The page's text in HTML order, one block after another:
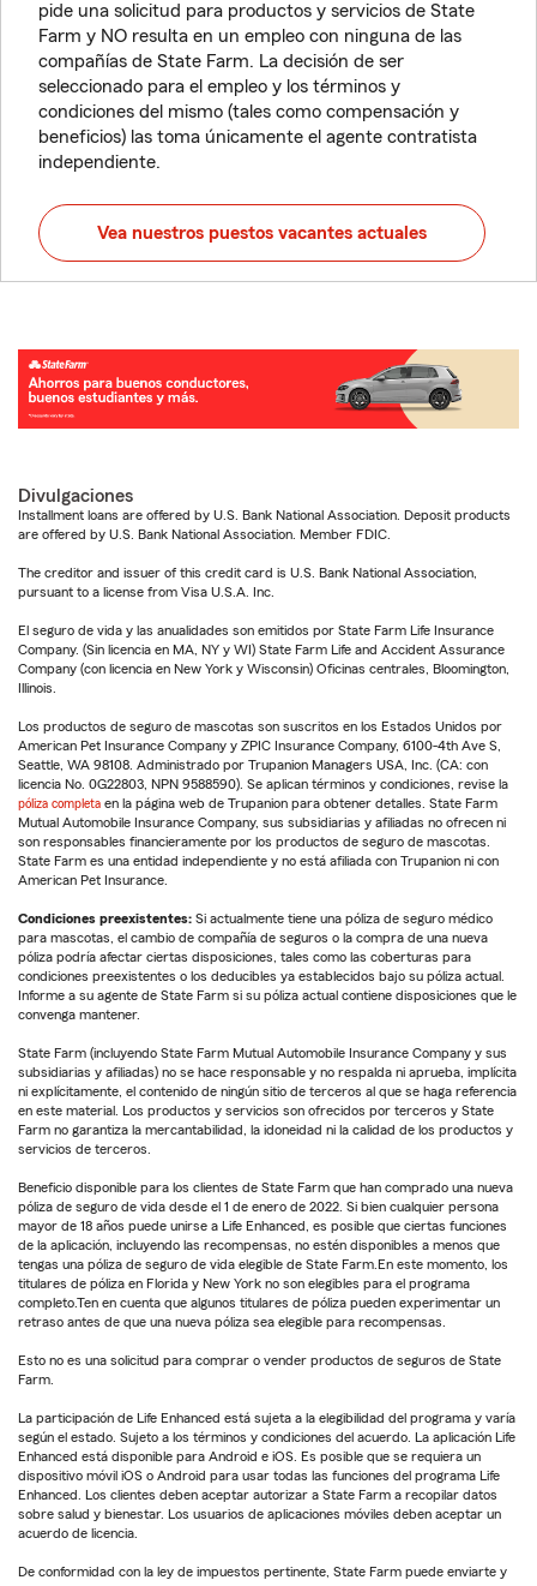
pide una solicitud para productos y servicios de State
Farm y NO resulta en un empleo con ninguna de las
compañías de State Farm. La decisión de ser
seleccionado para el empleo y los términos y
condiciones del mismo (tales como compensación y
beneficios) las toma únicamente el agente contratista
independiente.
Vea nuestros puestos vacantes actuales
Divulgaciones
Installment loans are offered by U.S. Bank National Association. Deposit products
are offered by U.S. Bank National Association. Member FDIC.
The creditor and issuer of this credit card is U.S. Bank National Association,
pursuant to a license from Visa U.S.A. Inc.
El seguro de vida y las anualidades son emitidos por State Farm Life Insurance
Company. (Sin licencia en MA, NY y WI) State Farm Life and Accident Assurance
Company (con licencia en New York y Wisconsin) Oficinas centrales, Bloomington,
Illinois.
Los productos de seguro de mascotas son suscritos en los Estados Unidos por
American Pet Insurance Company y ZPIC Insurance Company, 6100-4th Ave S,
Seattle, WA 98108. Administrado por Trupanion Managers USA, Inc. (CA: con
licencia No. 0G22803, NPN 9588590). Se aplican términos y condiciones, revise la
póliza completa en la página web de Trupanion para obtener detalles. State Farm
Mutual Automobile Insurance Company, sus subsidiarias y afiliadas no ofrecen ni
son responsables financieramente por los productos de seguro de mascotas.
State Farm es una entidad independiente y no está afiliada con Trupanion ni con
American Pet Insurance.
Condiciones preexistentes: Si actualmente tiene una póliza de seguro médico
para mascotas, el cambio de compañía de seguros o la compra de una nueva
póliza podría afectar ciertas disposiciones, tales como las coberturas para
condiciones preexistentes o los deducibles ya establecidos bajo su póliza actual.
Informe a su agente de State Farm si su póliza actual contiene disposiciones que le
convenga mantener.
State Farm (incluyendo State Farm Mutual Automobile Insurance Company y sus
subsidiarias y afiliadas) no se hace responsable y no respalda ni aprueba, implícita
ni explícitamente, el contenido de ningún sitio de terceros al que se haga referencia
en este material. Los productos y servicios son ofrecidos por terceros y State
Farm no garantiza la mercantabilidad, la idoneidad ni la calidad de los productos y
servicios de terceros.
Beneficio disponible para los clientes de State Farm que han comprado una nueva
póliza de seguro de vida desde el 1 de enero de 2022. Si bien cualquier persona
mayor de 18 años puede unirse a Life Enhanced, es posible que ciertas funciones
de la aplicación, incluyendo las recompensas, no estén disponibles a menos que
tengas una póliza de seguro de vida elegible de State Farm.En este momento, los
titulares de póliza en Florida y New York no son elegibles para el programa
completo.Ten en cuenta que algunos titulares de póliza pueden experimentar un
retraso antes de que una nueva póliza sea elegible para recompensas.
Esto no es una solicitud para comprar o vender productos de seguros de State
Farm.
La participación de Life Enhanced está sujeta a la elegibilidad del programa y varía
según el estado. Sujeto a los términos y condiciones del acuerdo. La aplicación Life
Enhanced está disponible para Android e iOS. Es posible que se requiera un
dispositivo móvil iOS o Android para usar todas las funciones del programa Life
Enhanced. Los clientes deben aceptar autorizar a State Farm a recopilar datos
sobre salud y bienestar. Los usuarios de aplicaciones móviles deben aceptar un
acuerdo de licencia.
De conformidad con la ley de impuestos pertinente, State Farm puede enviarte y